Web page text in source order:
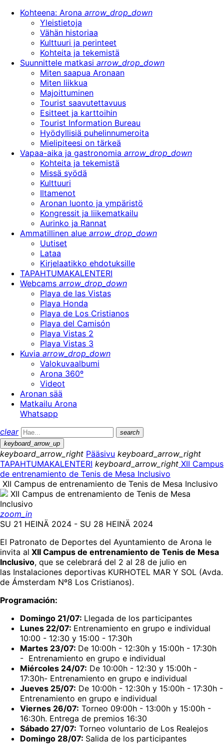
Kohteena: Arona arrow_drop_down
Yleistietoja
Vähän historiaa
Kulttuuri ja perinteet
Kohteita ja tekemistä
Suunnittele matkasi arrow_drop_down
Miten saapua Aronaan
Miten liikkua
Majoittuminen
Tourist saavutettavuus
Esitteet ja karttoihin
Tourist Information Bureau
Hyödyllisiä puhelinnumeroita
Mielipiteesi on tärkeä
Vapaa-aika ja gastronomia arrow_drop_down
Kohteita ja tekemistä
Missä syödä
Kulttuuri
Iltamenot
Aronan luonto ja ympäristö
Kongressit ja liikematkailu
Aurinko ja Rannat
Ammatillinen alue arrow_drop_down
Uutiset
Lataa
Kirjelaatikko ehdotuksille
TAPAHTUMAKALENTERI
Webcams arrow_drop_down
Playa de las Vistas
Playa Honda
Playa de Los Cristianos
Playa del Camisón
Playa Vistas 2
Playa Vistas 3
Kuvia arrow_drop_down
Valokuvaalbumi
Arona 360º
Videot
Aronan sää
Matkailu Arona
Whatsapp
clear
search
keyboard_arrow_up
keyboard_arrow_right Pääsivu keyboard_arrow_right
TAPAHTUMAKALENTERI keyboard_arrow_right XII Campus
de entrenamiento de Tenis de Mesa Inclusivo
XII Campus de entrenamiento de Tenis de Mesa Inclusivo
zoom_in
SU 21 HEINÄ 2024 - SU 28 HEINÄ 2024
El Patronato de Deportes del Ayuntamiento de Arona le
invita al XII Campus de entrenamiento de Tenis de Mesa
Inclusivo, que se celebrará del 2 al 28 de julio en
las Instalaciones deportivas KURHOTEL MAR Y SOL (Avda.
de Ámsterdam Nº8 Los Cristianos).
Programación:
Domingo 21/07: Llegada de los participantes
Lunes 22/07: Entrenamiento en grupo e individual
10:00 - 12:30 y 15:00 - 17:30h
Martes 23/07: De 10:00h - 12:30h y 15:00h - 17:30h
- Entrenamiento en grupo e individual
Miércoles 24/07: De 10:00h - 12:30 y 15:00h -
17:30h- Entrenamiento en grupo e individual
Jueves 25/07: De 10:00h - 12:30h y 15:00h - 17:30h -
Entrenamiento en grupo e individual
Viernes 26/07: Torneo 09:00h - 13:00h y 15:00h -
16:30h. Entrega de premios 16:30
Sábado 27/07: Torneo voluntario de Los Realejos
Domingo 28/07: Salida de los participantes